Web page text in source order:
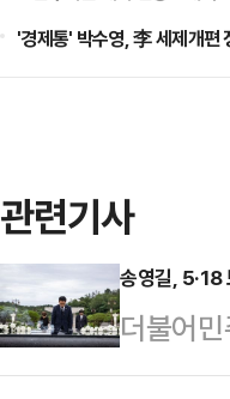
'경제통' 박수영, 李 세제개편
관련기사
송영길, 5·18
더불어
"당대표